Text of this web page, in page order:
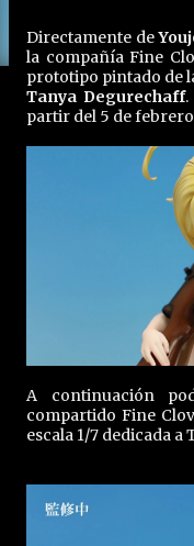
Directamente de
la compañía Fine
prototipo pintado de
Tanya Degurechaff.
partir del 5 de febrero
A continuación
compartido Fine
escala 1/7 dedicada